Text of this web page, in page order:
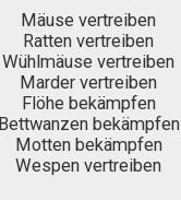
Mäuse vertreiben
Ratten vertreiben
Wühlmäuse vertreiben
Marder vertreiben
Flöhe bekämpfen
Bettwanzen bekämpfen
Motten bekämpfen
Wespen vertreiben